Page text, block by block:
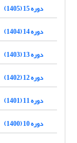
دوره 15 (1405)
دوره 14 (1404)
دوره 13 (1403)
دوره 12 (1402)
دوره 11 (1401)
دوره 10 (1400)